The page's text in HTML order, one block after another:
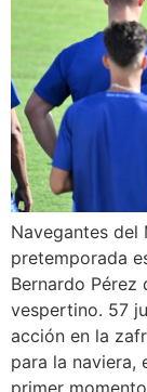
Navegantes del
pretemporada
Bernardo Pérez
vespertino. 57
acción en la
para la naviera,